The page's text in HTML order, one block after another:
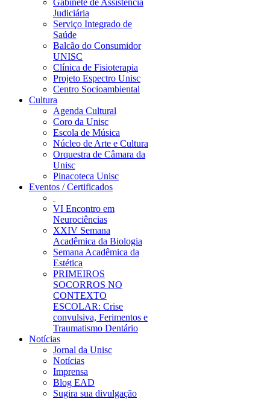
Gabinete de Assistência
Judiciária
Serviço Integrado de
Saúde
Balcão do Consumidor
UNISC
Clínica de Fisioterapia
Projeto Espectro Unisc
Centro Socioambiental
Cultura
Agenda Cultural
Coro da Unisc
Escola de Música
Núcleo de Arte e Cultura
Orquestra de Câmara da
Unisc
Pinacoteca Unisc
Eventos / Certificados
VI Encontro em
Neurociências
XXIV Semana
Acadêmica da Biologia
Semana Acadêmica da
Estética
PRIMEIROS
SOCORROS NO
CONTEXTO
ESCOLAR: Crise
convulsiva, Ferimentos e
Traumatismo Dentário
Notícias
Jornal da Unisc
Notícias
Imprensa
Blog EAD
Sugira sua divulgação